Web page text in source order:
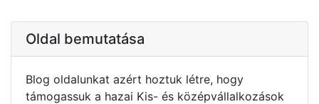
Oldal bemutatása
Blog oldalunkat azért hoztuk létre, hogy
támogassuk a hazai Kis- és középvállalkozások